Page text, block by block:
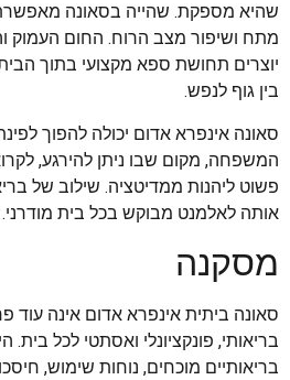
שהיא מספקת. שהייה בסאונה
מתח ושיפור מצב הרוח. החום העמוק
יוצרים תחושת ספא מקצועי בתוך
בין גוף לנפש.
סאונה אינפרא אדום יכולה להפוך
המשפחה, מקום שבו ניתן להירגע,
פשוט ליהנות ממדיטציה. שילוב של
אותה לאלמנט מבוקש בכל בית מודרני.
מסקנה
סאונה ביתית אינפרא אדום אינה עוד
בריאותי, פונקציונלי ואסתטי לכל
בריאותיים מוכחים, נוחות שימוש,